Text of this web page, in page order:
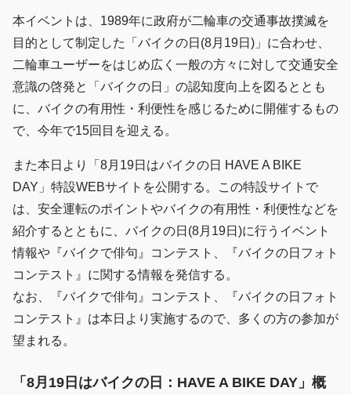
本イベントは、1989年に政府が二輪車の交通事故撲滅を
目的として制定した「バイクの日(8月19日)」に合わせ、
二輪車ユーザーをはじめ広く一般の方々に対して交通安全
意識の啓発と「バイクの日」の認知度向上を図るととも
に、バイクの有用性・利便性を感じるために開催するもの
で、今年で15回目を迎える。
また本日より「8月19日はバイクの日 HAVE A BIKE
DAY」特設WEBサイトを公開する。この特設サイトで
は、安全運転のポイントやバイクの有用性・利便性などを
紹介するとともに、バイクの日(8月19日)に行うイベント
情報や『バイクで俳句』コンテスト、『バイクの日フォト
コンテスト』に関する情報を発信する。
なお、『バイクで俳句』コンテスト、『バイクの日フォト
コンテスト』は本日より実施するので、多くの方の参加が
望まれる。
「8月19日はバイクの日：HAVE A BIKE DAY」概